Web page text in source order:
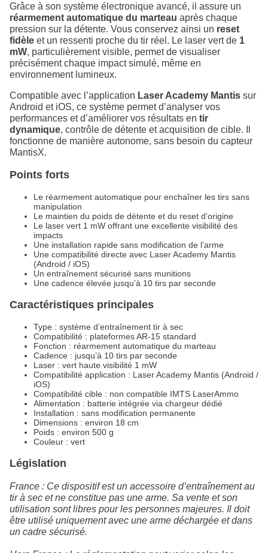
Grâce à son système électronique avancé, il assure un
réarmement automatique du marteau après chaque
pression sur la détente. Vous conservez ainsi un reset
fidèle et un ressenti proche du tir réel. Le laser vert de 1
mW, particulièrement visible, permet de visualiser
précisément chaque impact simulé, même en
environnement lumineux.
Compatible avec l’application Laser Academy Mantis sur
Android et iOS, ce système permet d’analyser vos
performances et d’améliorer vos résultats en tir
dynamique, contrôle de détente et acquisition de cible. Il
fonctionne de manière autonome, sans besoin du capteur
MantisX.
Points forts
Le réarmement automatique pour enchaîner les tirs sans
manipulation
Le maintien du poids de détente et du reset d’origine
Le laser vert 1 mW offrant une excellente visibilité des
impacts
Une installation rapide sans modification de l’arme
Une compatibilité directe avec Laser Academy Mantis
(Android / iOS)
Un entraînement sécurisé sans munitions
Une cadence élevée jusqu’à 10 tirs par seconde
Caractéristiques principales
Type : système d’entraînement tir à sec
Compatibilité : plateformes AR-15 standard
Fonction : réarmement automatique du marteau
Cadence : jusqu’à 10 tirs par seconde
Laser : vert haute visibilité 1 mW
Compatibilité application : Laser Academy Mantis (Android /
iOS)
Compatibilité cible : non compatible IMTS LaserAmmo
Alimentation : batterie intégrée via chargeur dédié
Installation : sans modification permanente
Dimensions : environ 18 cm
Poids : environ 500 g
Couleur : vert
Législation
France : Ce dispositif est un accessoire d’entraînement au
tir à sec et ne constitue pas une arme. Sa vente et son
utilisation sont libres pour les personnes majeures. Il doit
être utilisé uniquement avec une arme déchargée et dans
un cadre sécurisé.